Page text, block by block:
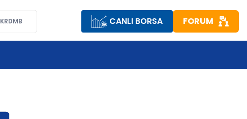
KRDMB CANLI BORSA FORUM